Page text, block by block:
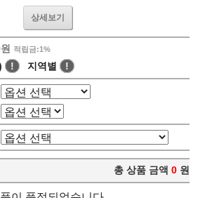
상세보기
적립금:1%
! 지역별 !
총 상품 금액 0 원